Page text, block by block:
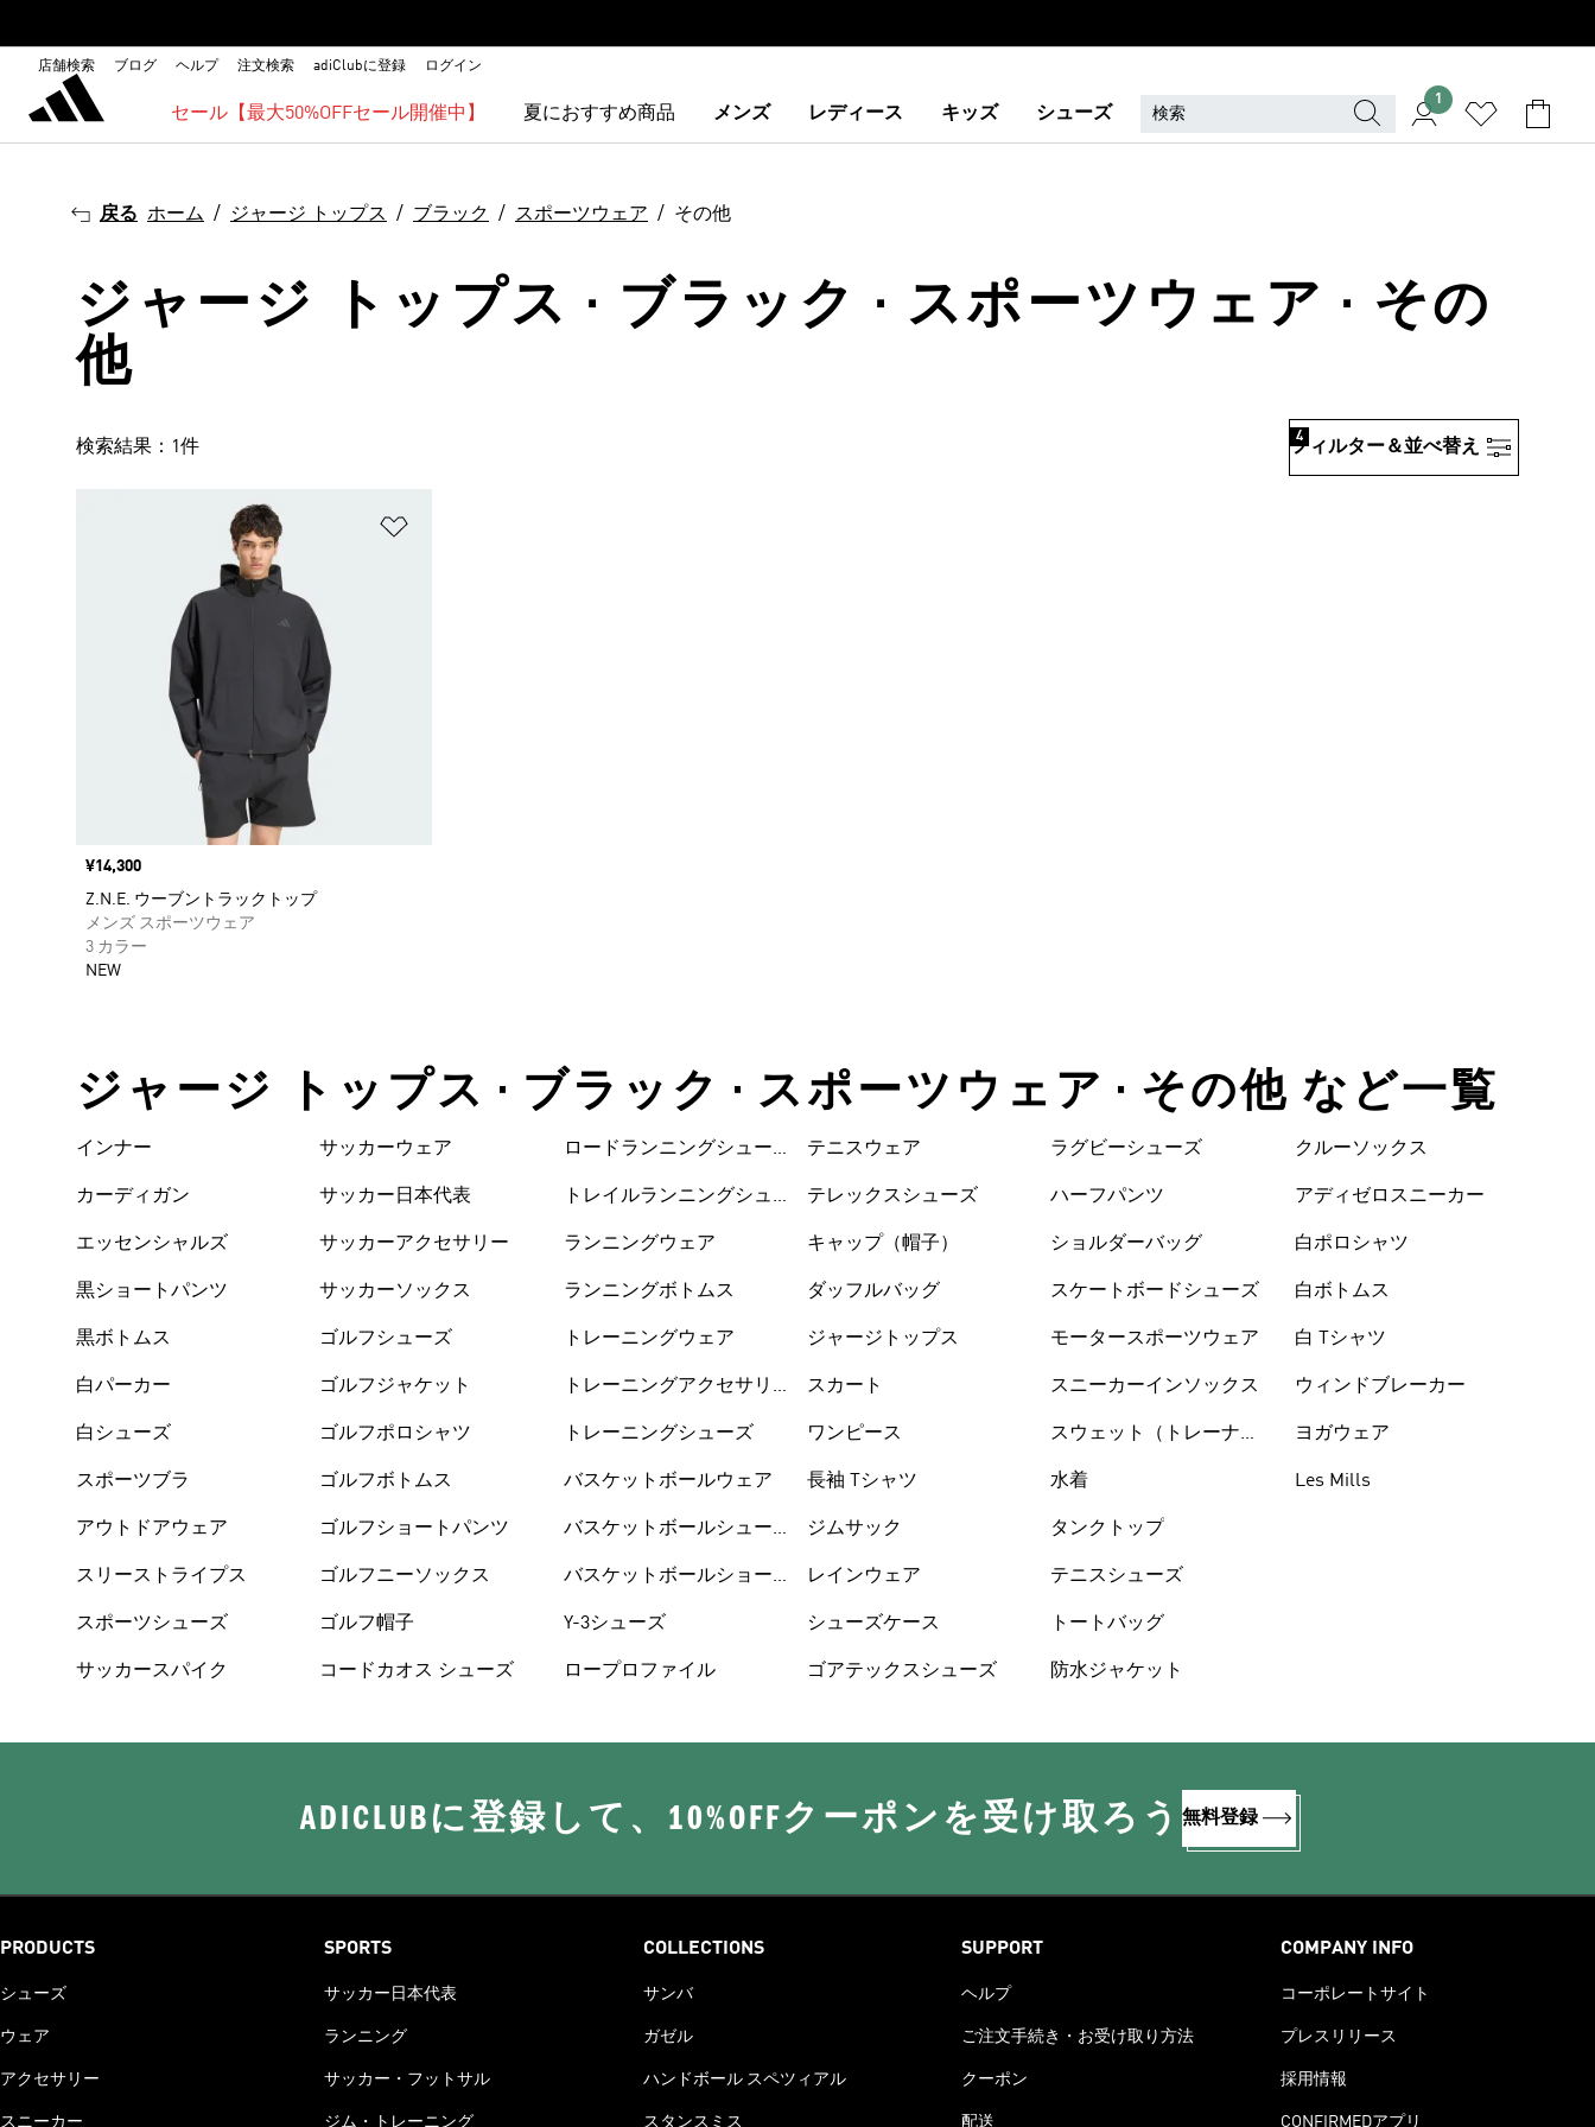
店舗検索 ブログ ヘルプ 注文検索 adiClubに登録 ログイン
セール【最大50%OFFセール開催中】 夏におすすめ商品 メンズ レディース キッズ シューズ
1
戻る ホーム ジャージ トップス ブラック スポーツウェア その他
ジャージ トップス · ブラック · スポーツウェア · その
他
検索結果：1件 フィルター＆並べ替え
4
価格
¥14,300
Z.N.E. ウーブントラックトップ
メンズ スポーツウェア
3 カラー
NEW
ジャージ トップス • ブラック • スポーツウェア • その他 など一覧
インナー
カーディガン
エッセンシャルズ
黒ショートパンツ
黒ボトムス
白パーカー
白シューズ
スポーツブラ
アウトドアウェア
スリーストライプス
スポーツシューズ
サッカースパイク
サッカーウェア
サッカー日本代表
サッカーアクセサリー
サッカーソックス
ゴルフシューズ
ゴルフジャケット
ゴルフポロシャツ
ゴルフボトムス
ゴルフショートパンツ
ゴルフニーソックス
ゴルフ帽子
コードカオス シューズ
ロードランニングシュー
トレイルランニングシュ
ランニングウェア
ランニングボトムス
トレーニングウェア
トレーニングアクセサリ
トレーニングシューズ
バスケットボールウェア
バスケットボールシュー
バスケットボールショー
Y-3シューズ
ロープロファイル
テニスウェア
テレックスシューズ
キャップ（帽子）
ダッフルバッグ
ジャージトップス
スカート
ワンピース
長袖 Tシャツ
ジムサック
レインウェア
シューズケース
ゴアテックスシューズ
ラグビーシューズ
ハーフパンツ
ショルダーバッグ
スケートボードシューズ
モータースポーツウェア
スニーカーインソックス
スウェット（トレーナ
水着
タンクトップ
テニスシューズ
トートバッグ
防水ジャケット
クルーソックス
アディゼロスニーカー
白ポロシャツ
白ボトムス
白 Tシャツ
ウィンドブレーカー
ヨガウェア
Les Mills
ADICLUBに登録して、10%OFFクーポンを受け取ろう 無料登録
PRODUCTS
シューズ
ウェア
アクセサリー
スニーカー
SPORTS
サッカー日本代表
ランニング
サッカー・フットサル
ジム・トレーニング
COLLECTIONS
サンバ
ガゼル
ハンドボール スペツィアル
スタンスミス
SUPPORT
ヘルプ
ご注文手続き・お受け取り方法
クーポン
配送
COMPANY INFO
コーポレートサイト
プレスリリース
採用情報
CONFIRMEDアプリ